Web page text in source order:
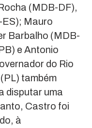
(MDB-DF),
Mauro
Barbalho (MDB-
e Antonio
do Rio
também
disputar uma
Castro foi
à